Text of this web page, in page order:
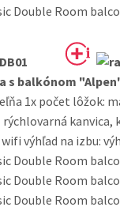
Double Room
s balkónom
1x počet lôžok:
kanvica,
výhľad na izbu:
Double Room
Double Room
Double Room